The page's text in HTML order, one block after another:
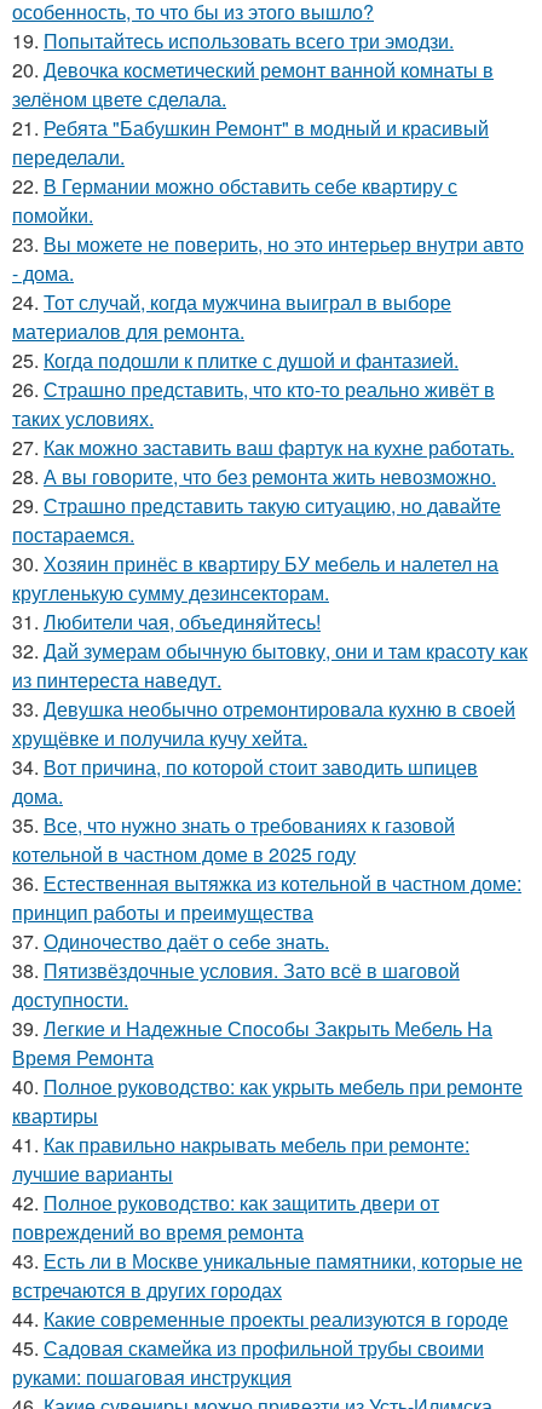
особенность, то что бы из этого вышло?
19. Попытайтесь использовать всего три эмодзи.
20. Девочка косметический ремонт ванной комнаты в
зелёном цвете сделала.
21. Ребята "Бабушкин Ремонт" в модный и красивый
переделали.
22. В Германии можно обставить себе квартиру с
помойки.
23. Вы можете не поверить, но это интерьер внутри авто
- дома.
24. Тот случай, когда мужчина выиграл в выборе
материалов для ремонта.
25. Когда подошли к плитке с душой и фантазией.
26. Страшно представить, что кто-то реально живёт в
таких условиях.
27. Как можно заставить ваш фартук на кухне работать.
28. А вы говорите, что без ремонта жить невозможно.
29. Страшно представить такую ситуацию, но давайте
постараемся.
30. Хозяин принёс в квартиру БУ мебель и налетел на
кругленькую сумму дезинсекторам.
31. Любители чая, объединяйтесь!
32. Дай зумерам обычную бытовку, они и там красоту как
из пинтереста наведут.
33. Девушка необычно отремонтировала кухню в своей
хрущёвке и получила кучу хейта.
34. Вот причина, по которой стоит заводить шпицев
дома.
35. Все, что нужно знать о требованиях к газовой
котельной в частном доме в 2025 году
36. Естественная вытяжка из котельной в частном доме:
принцип работы и преимущества
37. Одиночество даёт о себе знать.
38. Пятизвёздочные условия. Зато всё в шаговой
доступности.
39. Легкие и Надежные Способы Закрыть Мебель На
Время Ремонта
40. Полное руководство: как укрыть мебель при ремонте
квартиры
41. Как правильно накрывать мебель при ремонте:
лучшие варианты
42. Полное руководство: как защитить двери от
повреждений во время ремонта
43. Есть ли в Москве уникальные памятники, которые не
встречаются в других городах
44. Какие современные проекты реализуются в городе
45. Садовая скамейка из профильной трубы своими
руками: пошаговая инструкция